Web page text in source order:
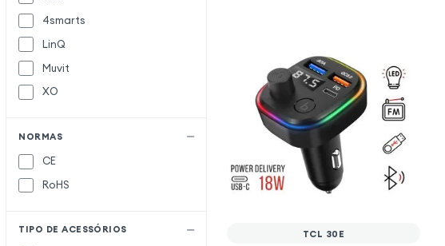
4smarts
LinQ
Muvit
XO
NORMAS
CE
RoHS
TIPO DE ACESSÓRIOS TCL 30E